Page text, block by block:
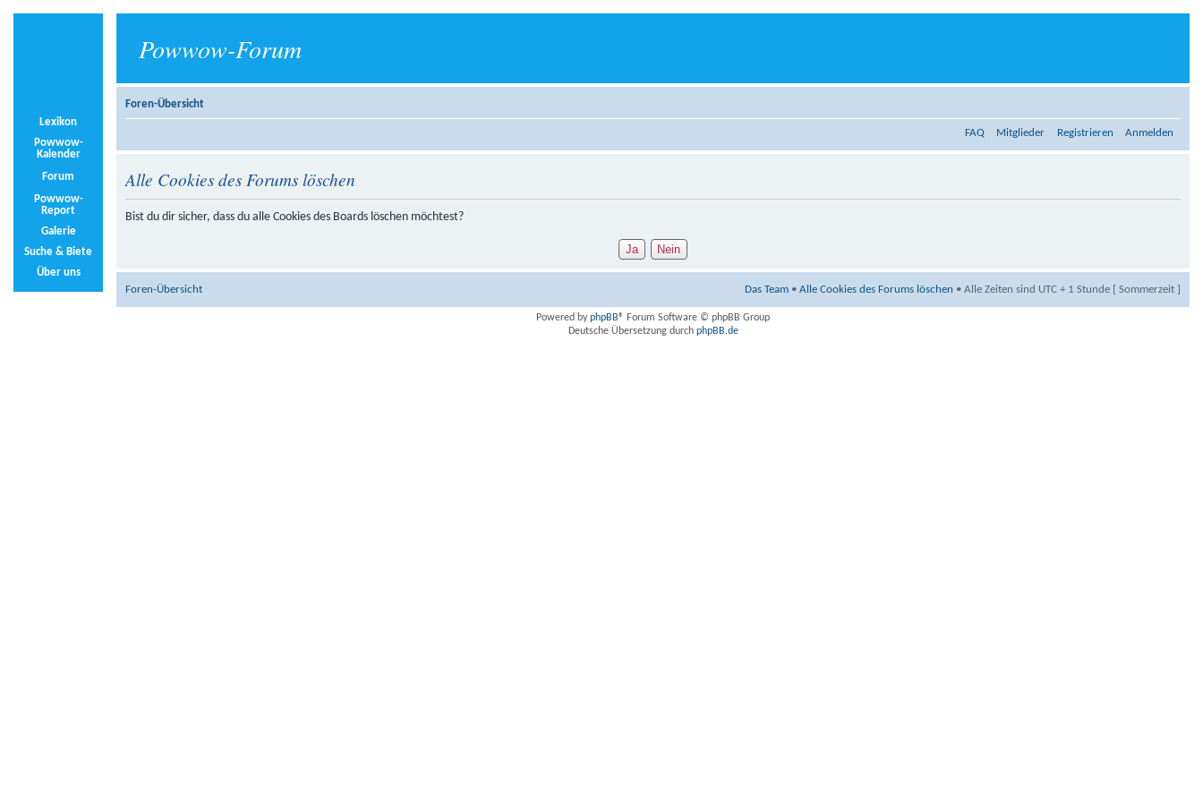
Powwow-Forum
Lexikon
Powwow-
Kalender
Forum
Powwow-
Report
Galerie
Suche & Biete
Über uns
Foren-Übersicht
FAQ Mitglieder Registrieren Anmelden
Alle Cookies des Forums löschen
Bist du dir sicher, dass du alle Cookies des Boards löschen möchtest?
Foren-Übersicht Das Team • Alle Cookies des Forums löschen • Alle Zeiten sind UTC + 1 Stunde [ Sommerzeit ]
Powered byphpBB® Forum Software © phpBB Group
Deutsche Übersetzung durch phpBB.de